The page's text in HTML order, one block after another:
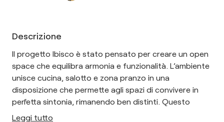
Descrizione
Il progetto Ibisco è stato pensato per creare un open
space che equilibra armonia e funzionalità. L’ambiente
unisce cucina, salotto e zona pranzo in una
disposizione che permette agli spazi di convivere in
perfetta sintonia, rimanendo ben distinti. Questo
Leggi tutto